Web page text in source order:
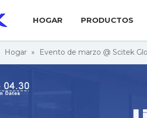
HOGAR PRODUCTOS
Hogar » Evento de marzo @ Scitek